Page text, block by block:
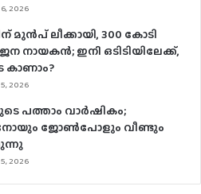
2026
മുൻപ് ലീക്കായി, 300 കോടി
നായകൻ; ഇനി ഒടിടിയിലേക്ക്,
കാണാം?
2026
പത്താം വാർഷികം;
ജോൺപോളും വീണ്ടും
2026